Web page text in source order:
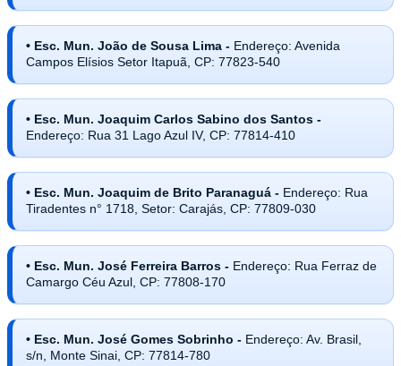
• Esc. Mun. João de Sousa Lima - Endereço: Avenida
Campos Elísios Setor Itapuã, CP: 77823-540
• Esc. Mun. Joaquim Carlos Sabino dos Santos -
Endereço: Rua 31 Lago Azul IV, CP: 77814-410
• Esc. Mun. Joaquim de Brito Paranaguá - Endereço: Rua
Tiradentes n° 1718, Setor: Carajás, CP: 77809-030
• Esc. Mun. José Ferreira Barros - Endereço: Rua Ferraz de
Camargo Céu Azul, CP: 77808-170
• Esc. Mun. José Gomes Sobrinho - Endereço: Av. Brasil,
s/n, Monte Sinai, CP: 77814-780